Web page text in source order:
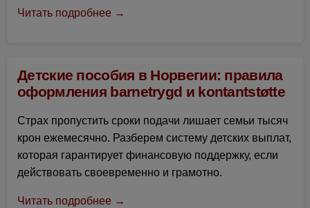
Читать подробнее →
Детские пособия в Норвегии: правила
оформления barnetrygd и kontantstøtte
Страх пропустить сроки подачи лишает семьи тысяч
крон ежемесячно. Разберем систему детских выплат,
которая гарантирует финансовую поддержку, если
действовать своевременно и грамотно.
Читать подробнее →